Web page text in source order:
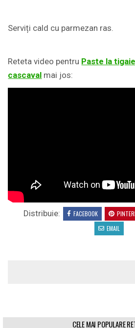
Serviți cald cu parmezan ras.
Reteta video pentru Paste la
cascaval mai jos:
Distribuie: FACEBOOK
EMAIL
CELE MAI POPULARE